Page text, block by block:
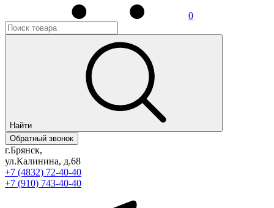
0
Найти
Обратный звонок
г.Брянск,
ул.Калинина, д.68
+7 (4832) 72-40-40
+7 (910) 743-40-40